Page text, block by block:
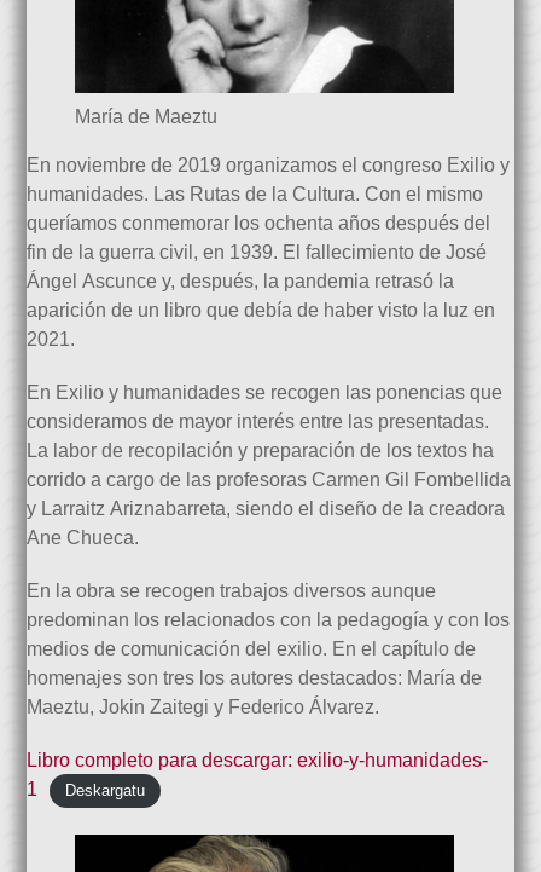
María de Maeztu
En noviembre de 2019 organizamos el congreso Exilio y
humanidades. Las Rutas de la Cultura. Con el mismo
queríamos conmemorar los ochenta años después del
fin de la guerra civil, en 1939. El fallecimiento de José
Ángel Ascunce y, después, la pandemia retrasó la
aparición de un libro que debía de haber visto la luz en
2021.
En Exilio y humanidades se recogen las ponencias que
consideramos de mayor interés entre las presentadas.
La labor de recopilación y preparación de los textos ha
corrido a cargo de las profesoras Carmen Gil Fombellida
y Larraitz Ariznabarreta, siendo el diseño de la creadora
Ane Chueca.
En la obra se recogen trabajos diversos aunque
predominan los relacionados con la pedagogía y con los
medios de comunicación del exilio. En el capítulo de
homenajes son tres los autores destacados: María de
Maeztu, Jokin Zaitegi y Federico Álvarez.
Libro completo para descargar: exilio-y-humanidades-
1
Deskargatu